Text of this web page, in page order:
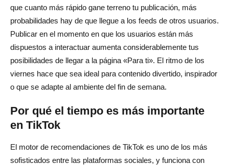
que cuanto más rápido gane terreno tu publicación, más
probabilidades hay de que llegue a los feeds de otros usuarios.
Publicar en el momento en que los usuarios están más
dispuestos a interactuar aumenta considerablemente tus
posibilidades de llegar a la página «Para ti». El ritmo de los
viernes hace que sea ideal para contenido divertido, inspirador
o que se adapte al ambiente del fin de semana.
Por qué el tiempo es más importante
en TikTok
El motor de recomendaciones de TikTok es uno de los más
sofisticados entre las plataformas sociales, y funciona con